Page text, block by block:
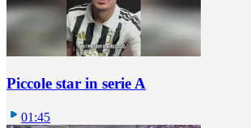
Piccole star in serie A
01:45